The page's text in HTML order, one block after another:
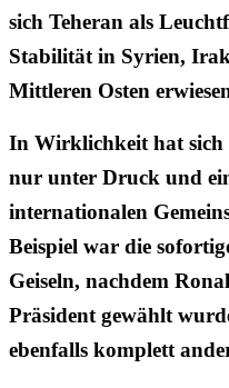
sich Teheran als
Stabilität in Syrien,
Mittleren Osten
In Wirklichkeit hat sich
nur unter Druck und
internationalen
Beispiel war die
Geiseln, nachdem
Präsident gewählt
ebenfalls komplett